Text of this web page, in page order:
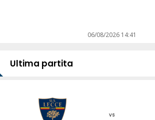
06/08/2026 14:41
Ultima partita
vs